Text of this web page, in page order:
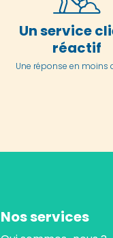
Un service
réactif
Une réponse en moins
Nos services